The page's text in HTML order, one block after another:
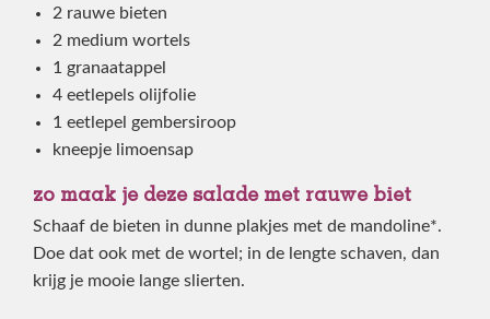
2 rauwe bieten
2 medium wortels
1 granaatappel
4 eetlepels olijfolie
1 eetlepel gembersiroop
kneepje limoensap
zo maak je deze salade met rauwe biet
Schaaf de bieten in dunne plakjes met de mandoline*.
Doe dat ook met de wortel; in de lengte schaven, dan
krijg je mooie lange slierten.